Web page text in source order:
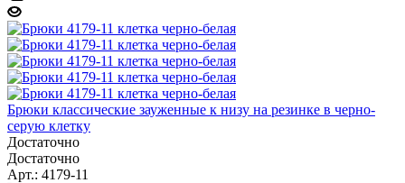
Брюки классические зауженные к низу на резинке в черно-
серую клетку
Достаточно
Достаточно
Арт.: 4179-11